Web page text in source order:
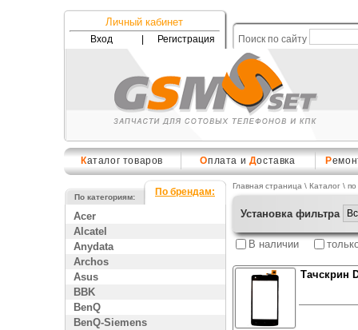
Личный кабинет
Вход Регистрация Поиск по сайту
Каталог товаров Оплата и Доставка Р
По категориям: По брендам:
Acer
Alcatel
Anydata
Archos
Asus
BBK
BenQ
BenQ-Siemens
Главная страница \ Каталог\ по
Установка фильтра
В наличии
Тачскрин